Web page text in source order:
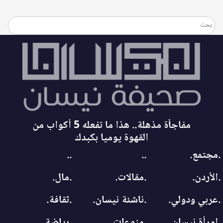
مفاجأة مذهلة.. هذا ما تفعله 5 أكواب من
القهوة يوميا بكبدك
.مجتمع.
..
..
.الأردن.
.مقالات.
.مال.
.عربي ودولي.
.ناشئة نيسان.
.ثقافة.